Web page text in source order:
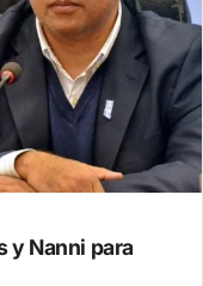
y Nanni para